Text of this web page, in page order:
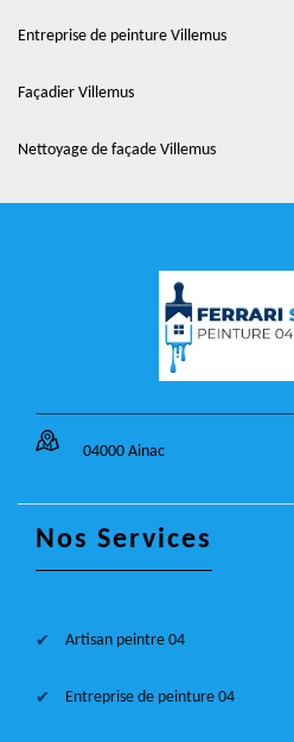
Entreprise de peinture Villemus
Façadier Villemus
Nettoyage de façade Villemus
04000 Ainac
Nos Services
Artisan peintre 04
Entreprise de peinture 04